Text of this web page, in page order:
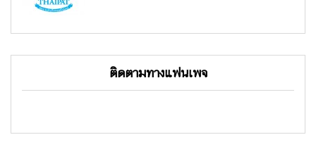
ติดตามทางแฟนเพจ